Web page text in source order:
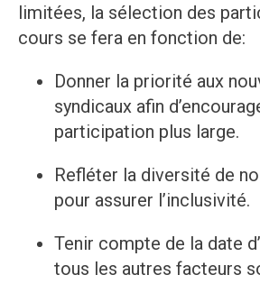
limitées, la sélection des
cours se fera en fonction de:
Donner la priorité aux
syndicaux afin
participation plus large.
Refléter la diversité de
pour assurer l’inclusivité.
Tenir compte de la date
tous les autres facteurs